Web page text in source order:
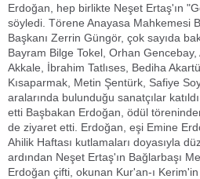
Erdoğan, hep birlikte Neşet Ertaş'ın
söyledi. Törene Anayasa Mahkemesi
Başkanı Zerrin Güngör, çok sayıda
Bayram Bilge Tokel, Orhan Gencebay,
Akkale, İbrahim Tatlıses, Bediha
Kısaparmak, Metin Şentürk, Safiye
aralarında bulunduğu sanatçılar
etti Başbakan Erdoğan, ödül
de ziyaret etti. Erdoğan, eşi Emine
Ahilik Haftası kutlamaları doyasıyla
ardından Neşet Ertaş'ın Bağlarbaşı
Erdoğan çifti, okunan Kur'an-ı